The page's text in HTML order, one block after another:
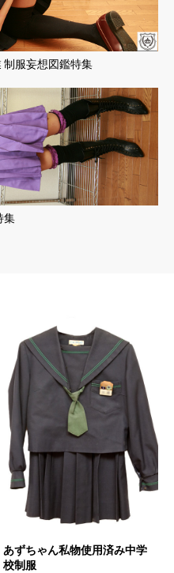
制服妄想図鑑特集
集
あずちゃん私物使用済み中学
校制服